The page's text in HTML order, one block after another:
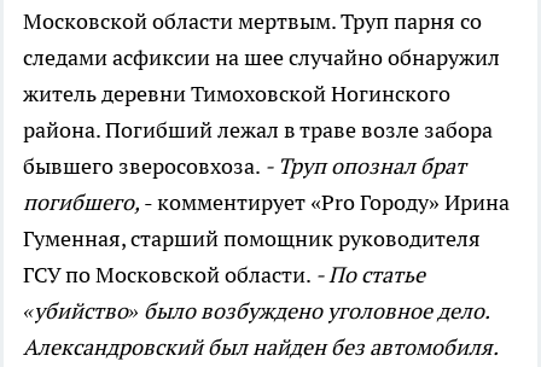
Московской области мертвым. Труп парня со
следами асфиксии на шее случайно обнаружил
житель деревни Тимоховской Ногинского
района. Погибший лежал в траве возле забора
бывшего зверосовхоза. - Труп опознал брат
погибшего, - комментирует «Pro Городу» Ирина
Гуменная, старший помощник руководителя
ГСУ по Московской области. - По статье
«убийство» было возбуждено уголовное дело.
Александровский был найден без автомобиля.